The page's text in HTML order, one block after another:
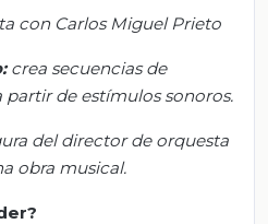
con Carlos Miguel Prieto
crea secuencias de
de estímulos sonoros.
del director de orquesta
obra musical.